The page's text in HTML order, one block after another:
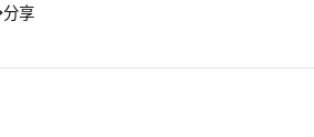
分享